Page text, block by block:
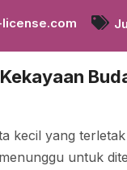
Home
kecil yang
untuk